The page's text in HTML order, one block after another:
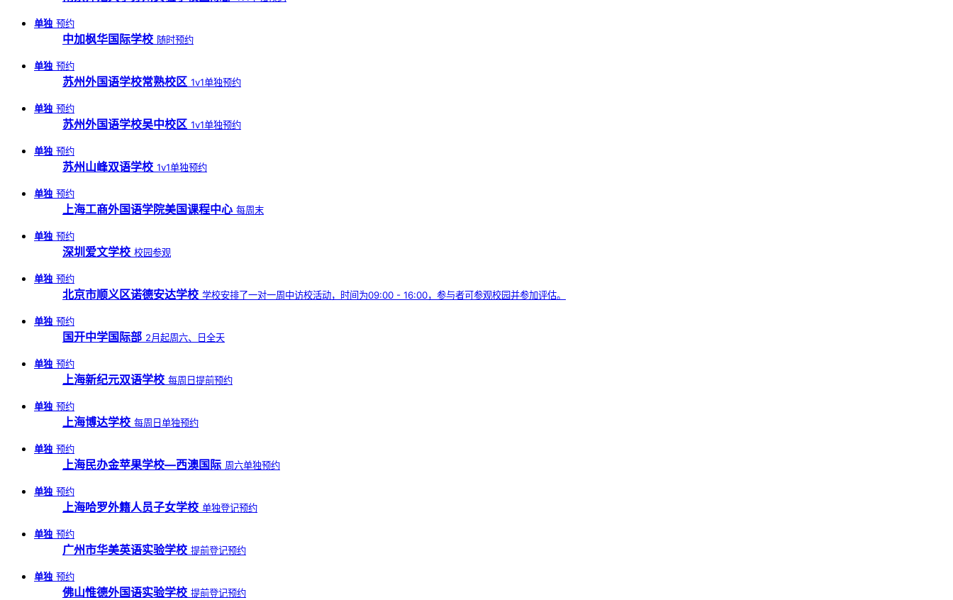
单独 预约
中加枫华国际学校 随时预约
单独 预约
苏州外国语学校常熟校区 1v1单独预约
单独 预约
苏州外国语学校吴中校区 1v1单独预约
单独 预约
苏州山峰双语学校 1v1单独预约
单独 预约
上海工商外国语学院美国课程中心 每周末
单独 预约
深圳爱文学校 校园参观
单独 预约
北京市顺义区诺德安达学校 学校安排了一对一周中访校活动，时间为09:00 - 16:00，参与者可参观校园并参加评估。
单独 预约
国开中学国际部 2月起周六、日全天
单独 预约
上海新纪元双语学校 每周日提前预约
单独 预约
上海博达学校 每周日单独预约
单独 预约
上海民办金苹果学校—西澳国际 周六单独预约
单独 预约
上海哈罗外籍人员子女学校 单独登记预约
单独 预约
广州市华美英语实验学校 提前登记预约
单独 预约
佛山惟德外国语实验学校 提前登记预约